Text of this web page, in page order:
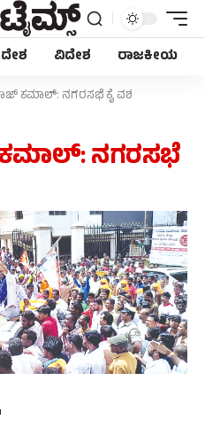
ದೇಶ ವಿದೇಶ ರಾಜಕೀಯ
ಕಮಾಲ್: ನಗರಸಭೆ ಕೈ ವಶ
ನಗರಸಭೆ
Later
Our WhatsApp
and exclusive
to your WhatsApp.
Join Now